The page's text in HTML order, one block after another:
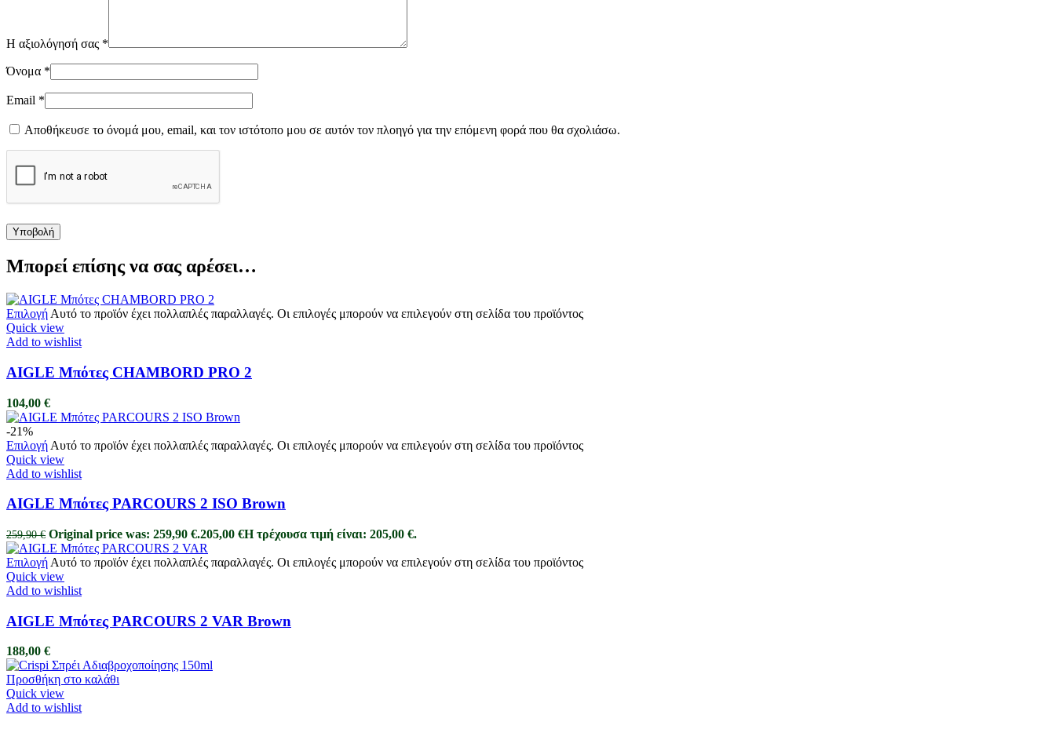
Η αξιολόγησή σας *
Όνομα *
Email *
Αποθήκευσε το όνομά μου, email, και τον ιστότοπο μου σε αυτόν τον πλοηγό για την επόμενη φορά που θα σχολιάσω.
Μπορεί επίσης να σας αρέσει…
Επιλογή Αυτό το προϊόν έχει πολλαπλές παραλλαγές. Οι επιλογές μπορούν να επιλεγούν στη σελίδα του προϊόντος
Quick view
Add to wishlist
AIGLE Μπότες CHAMBORD PRO 2
104,00 €
-21%
Επιλογή Αυτό το προϊόν έχει πολλαπλές παραλλαγές. Οι επιλογές μπορούν να επιλεγούν στη σελίδα του προϊόντος
Quick view
Add to wishlist
AIGLE Μπότες PARCOURS 2 ISO Brown
259,90€ Original price was: 259,90 €.205,00 €Η τρέχουσα τιμή είναι: 205,00 €.
Επιλογή Αυτό το προϊόν έχει πολλαπλές παραλλαγές. Οι επιλογές μπορούν να επιλεγούν στη σελίδα του προϊόντος
Quick view
Add to wishlist
AIGLE Μπότες PARCOURS 2 VAR Brown
188,00 €
Προσθήκη στο καλάθι
Quick view
Add to wishlist